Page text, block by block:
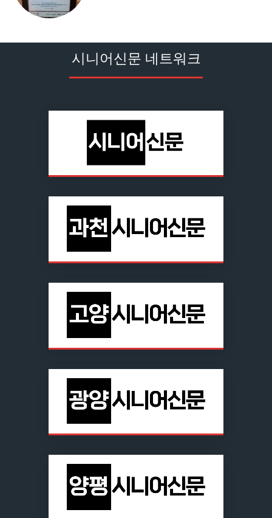
시니어신문 네트워크